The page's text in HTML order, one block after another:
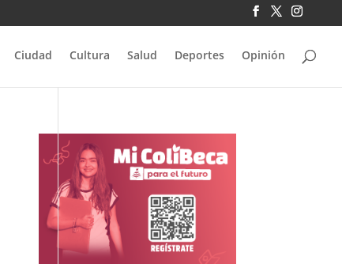
Ciudad Cultura Salud Deportes Opinión